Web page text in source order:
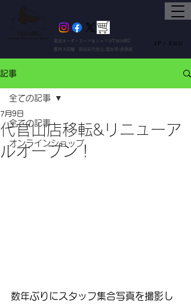
東京オーダースーツ＆シャツのTAGARU
都内３店舗 渋谷区代官山/恵比寿/表参道
ENG
JP /
記事
全ての記事
オンラインショップ
全ての記事
代官山店移転&リニューア
ルオープン！
7月9日
数年ぶりにスタッフ集合写真を撮影し